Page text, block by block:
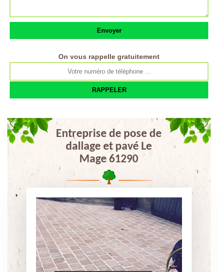
On vous rappelle gratuitement
Entreprise de pose de
dallage et pavé Le
Mage 61290